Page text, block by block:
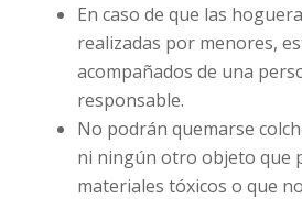
En caso de que las
realizadas por menores,
acompañados de una
responsable.
No podrán quemarse
ni ningún otro objeto que
materiales tóxicos o que